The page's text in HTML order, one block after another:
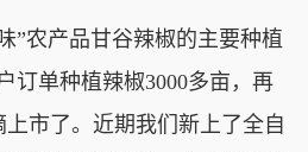
农产品甘谷辣椒的主要种植
订单种植辣椒3000多亩，再
市了。近期我们新上了全自